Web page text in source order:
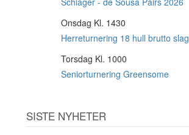
Onsdag Kl. 1430
Herreturnering 18 hull brutto slag
Torsdag Kl. 1000
Seniorturnering Greensome
SISTE NYHETER